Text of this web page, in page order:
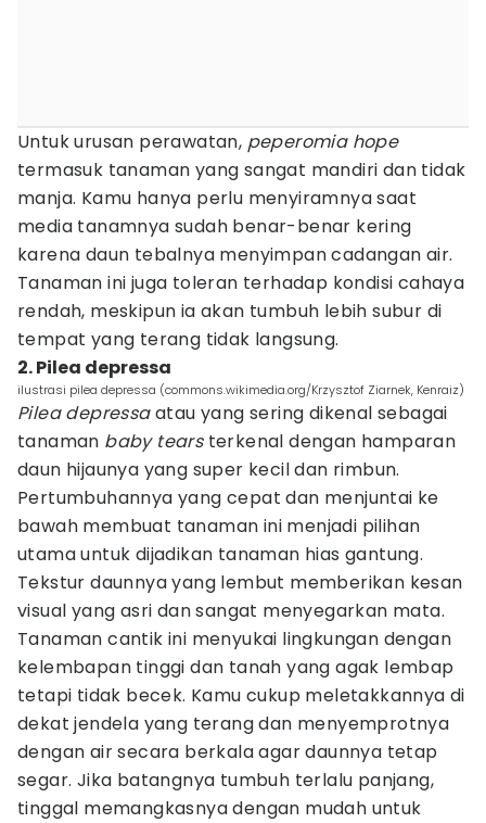
Untuk urusan perawatan, peperomia hope
termasuk tanaman yang sangat mandiri dan tidak
manja. Kamu hanya perlu menyiramnya saat
media tanamnya sudah benar-benar kering
karena daun tebalnya menyimpan cadangan air.
Tanaman ini juga toleran terhadap kondisi cahaya
rendah, meskipun ia akan tumbuh lebih subur di
tempat yang terang tidak langsung.
2. Pilea depressa
ilustrasi pilea depressa (commons.wikimedia.org/Krzysztof Ziarnek, Kenraiz)
Pilea depressaatau yang sering dikenal sebagai
tanaman baby tearsterkenal dengan hamparan
daun hijaunya yang super kecil dan rimbun.
Pertumbuhannya yang cepat dan menjuntai ke
bawah membuat tanaman ini menjadi pilihan
utama untuk dijadikan tanaman hias gantung.
Tekstur daunnya yang lembut memberikan kesan
visual yang asri dan sangat menyegarkan mata.
Tanaman cantik ini menyukai lingkungan dengan
kelembapan tinggi dan tanah yang agak lembap
tetapi tidak becek. Kamu cukup meletakkannya di
dekat jendela yang terang dan menyemprotnya
dengan air secara berkala agar daunnya tetap
segar. Jika batangnya tumbuh terlalu panjang,
tinggal memangkasnya dengan mudah untuk